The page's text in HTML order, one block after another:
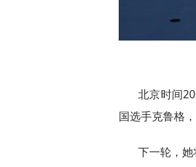
北京时间
国选手克鲁格
下一轮，她